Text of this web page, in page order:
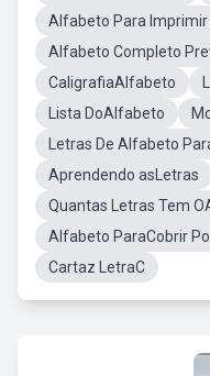
Alfabeto Para Imprimir
Alfabeto Completo
CaligrafiaAlfabeto
Lista DoAlfabeto
Letras De Alfabeto
Aprendendo asLetras
Quantas Letras Tem
Alfabeto ParaCobrir
Cartaz LetraC